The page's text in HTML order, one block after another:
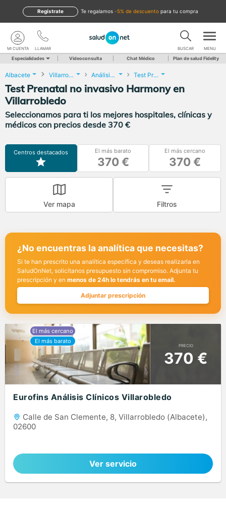
te regalamos -5% de descuento para tu compra
Regístrate
LLAMAR
MI CUENTA BUSCAR MENU
Especialidades Videoconsulta Chat Médico Plan de salud Fidelity
Albacete Villarrobledo Análisis Clínicos Test Prenatal no invasivo Harmony
Test Prenatal no invasivo Harmony en
Villarrobledo
Seleccionamos para ti los mejores hospitales, clínicas y
médicos con precios desde 370 €
Centros destacados El más barato
370 €
El más cercano
370 €
Ver mapa Filtros
¿No encuentras la analítica que necesitas?
Si te han prescrito una analítica específica y deseas realizarla en
SaludOnNet, solicítanos presupuesto sin compromiso. Adjunta tu
prescripción y en menos de 24h lo tendrás en tu email.
Adjuntar prescripción
PRECIO
370 €
Eurofins Análisis Clínicos Villarobledo
Calle de San Clemente, 8, Villarrobledo (Albacete),
02600
Ver servicio